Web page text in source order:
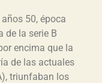
50, época
de la serie B
encima que la
de las actuales
triunfaban los